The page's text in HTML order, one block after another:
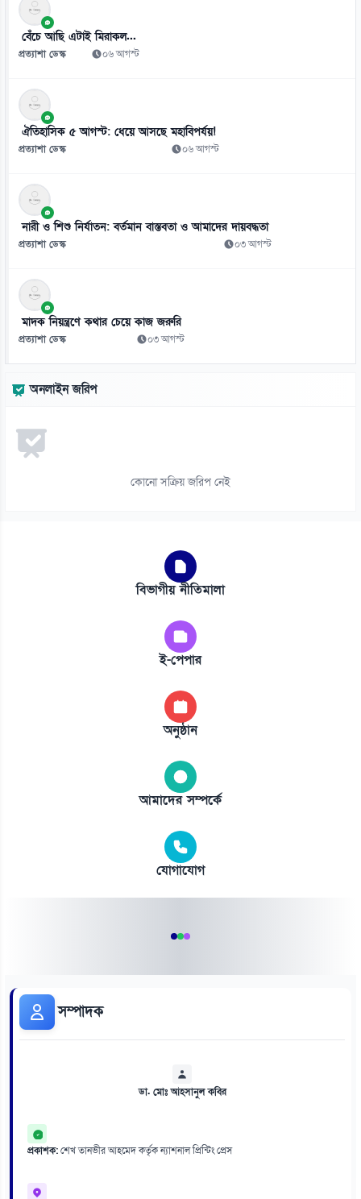
স্কুলে ভর্তিতে প্রথম শ্রেণি লটারিতে ও দ্বিতীয় থেকে নবম পর্যন্ত দিতে হবে
পরীক্ষা
০৬ আগস্ট
বেঁচে আছি এটাই মিরাকল...
প্রত্যাশা ডেস্ক ০৬ আগস্ট
ঐতিহাসিক ৫ আগস্ট: ধেয়ে আসছে মহাবিপর্যয়!
প্রত্যাশা ডেস্ক ০৬ আগস্ট
নারী ও শিশু নির্যাতন: বর্তমান বাস্তবতা ও আমাদের দায়বদ্ধতা
প্রত্যাশা ডেস্ক ০৩ আগস্ট
মাদক নিয়ন্ত্রণে কথার চেয়ে কাজ জরুরি
প্রত্যাশা ডেস্ক ০৩ আগস্ট
অনলাইন জরিপ
কোনো সক্রিয় জরিপ নেই
বিভাগীয় নীতিমালা
ই-পেপার
অনুষ্ঠান
আমাদের সম্পর্কে
যোগাযোগ
সম্পাদক
ডা. মোঃ আহসানুল কবির
প্রকাশক:শেখ তানভীর আহমেদ কর্তৃক ন্যাশনাল প্রিন্টিং প্রেস